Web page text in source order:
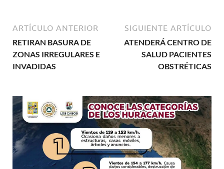
ARTÍCULO ANTERIOR
RETIRAN BASURA DE
ZONAS IRREGULARES E
INVADIDAS
SIGUIENTE ARTÍCULO
ATENDERÁ CENTRO DE
SALUD PACIENTES
OBSTRÉTICAS